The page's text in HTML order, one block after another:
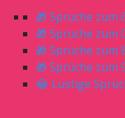
🎁 Sprüche zum
🎁 Sprüche zum
🎁 Sprüche zum
🎁 Sprüche zum
😂 Lustige